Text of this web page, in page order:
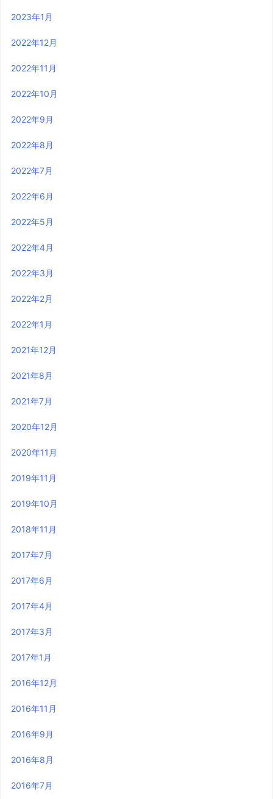
2023年1月
2022年12月
2022年11月
2022年10月
2022年9月
2022年8月
2022年7月
2022年6月
2022年5月
2022年4月
2022年3月
2022年2月
2022年1月
2021年12月
2021年8月
2021年7月
2020年12月
2020年11月
2019年11月
2019年10月
2018年11月
2017年7月
2017年6月
2017年4月
2017年3月
2017年1月
2016年12月
2016年11月
2016年9月
2016年8月
2016年7月